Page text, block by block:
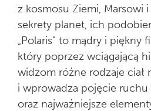
z kosmosu Ziemi, Marsowi
sekrety planet, ich
„Polaris” to mądry i piękny
który poprzez wciągającą
widzom różne rodzaje ciał
i wprowadza pojęcie
oraz najważniejsze